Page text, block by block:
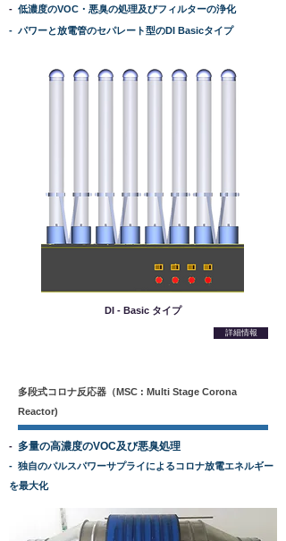
- 低濃度のVOC・悪臭の処理及びフィルターの浄化
- パワーと放電管のセパレート型のDI Basicタイプ
DI - Basic タイプ
詳細情報
多段式コロナ反応器（MSC : Multi Stage Corona
Reactor)
- 多量の高濃度のVOC及び悪臭処理
- 独自のパルスパワーサプライによるコロナ放電エネルギー
を最大化